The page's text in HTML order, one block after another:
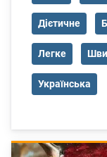
Дієтичне
Легке
Українська